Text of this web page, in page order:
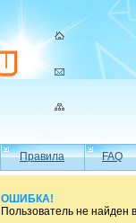
Правила FAQ
ОШИБКА!
Пользователь не найден